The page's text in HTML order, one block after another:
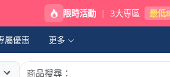
限時活動 | 3大專區 最低
屬優惠 更多